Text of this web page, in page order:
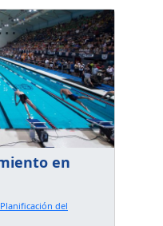
en
Planificación del